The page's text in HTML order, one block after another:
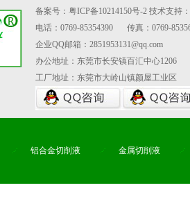
备案号：粤ICP备10214150号-2 技术支持：
电话：0769-85354390
传真：0769-
企业QQ邮箱：2851953131@qq.com
办公地址：东莞市长安镇百汇中心1206
工厂地址：东莞市大岭山镇颜屋工业区
铝合金切削液 金属切削液